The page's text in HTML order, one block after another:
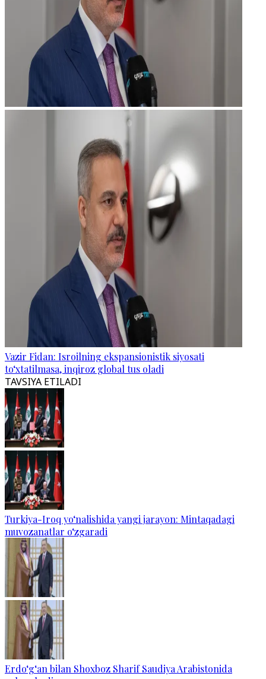
Vazir Fidan: Isroilning ekspansionistik siyosati
to‘xtatilmasa, inqiroz global tus oladi
TAVSIYA ETILADI
Turkiya-Iroq yo‘nalishida yangi jarayon: Mintaqadagi
muvozanatlar o‘zgaradi
Erdo‘g‘an bilan Shoxboz Sharif Saudiya Arabistonida